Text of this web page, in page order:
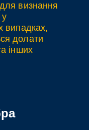
визнання
у
випадках,
долати
інших